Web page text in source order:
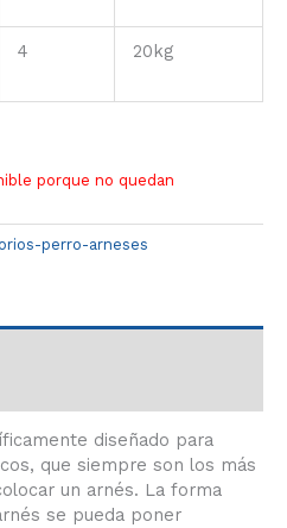
4 20kg
porque no quedan
perro-arneses
diseñado para
que siempre son los más
un arnés. La forma
se pueda poner